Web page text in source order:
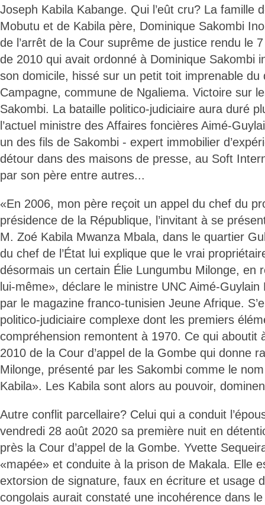
Joseph Kabila Kabange. Qui l’eût cru? La famille
Mobutu et de Kabila père, Dominique Sakombi
de l’arrêt de la Cour suprême de justice rendu le
de 2010 qui avait ordonné à Dominique Sakombi
son domicile, hissé sur un petit toit imprenable du
Campagne, commune de Ngaliema. Victoire sur
Sakombi. La bataille politico-judiciaire aura duré
l’actuel ministre des Affaires foncières Aimé-
un des fils de Sakombi - expert immobilier
détour dans des maisons de presse, au Soft
par son père entre autres...
«En 2006, mon père reçoit un appel du chef du
présidence de la République, l’invitant à se
M. Zoé Kabila Mwanza Mbala, dans le quartier
du chef de l’État lui explique que le vrai
désormais un certain Élie Lungumbu Milonge, en
lui-même», déclare le ministre UNC Aimé-
par le magazine franco-tunisien Jeune Afrique.
politico-judiciaire complexe dont les premiers
compréhension remontent à 1970. Ce qui aboutit
2010 de la Cour d’appel de la Gombe qui donne
Milonge, présenté par les Sakombi comme le
Kabila». Les Kabila sont alors au pouvoir,
Autre conflit parcellaire? Celui qui a conduit
vendredi 28 août 2020 sa première nuit en
près la Cour d’appel de la Gombe. Yvette
«mapée» et conduite à la prison de Makala. Elle
extorsion de signature, faux en écriture et usage
congolais aurait constaté une incohérence dans